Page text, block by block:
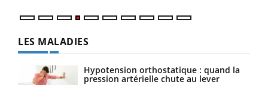
LES MALADIES
Hypotension orthostatique : quand la
pression artérielle chute au lever